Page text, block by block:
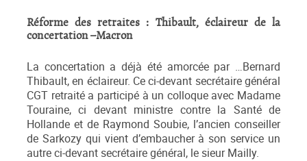
Réforme des retraites : Thibault, éclaireur de la
concertation –Macron
La concertation a déjà été amorcée par …Bernard
Thibault, en éclaireur. Ce ci-devant secrétaire général
CGT retraité a participé à un colloque avec Madame
Touraine, ci devant ministre contre la Santé de
Hollande et de Raymond Soubie, l’ancien conseiller
de Sarkozy qui vient d’embaucher à son service un
autre ci-devant secrétaire général, le sieur Mailly.